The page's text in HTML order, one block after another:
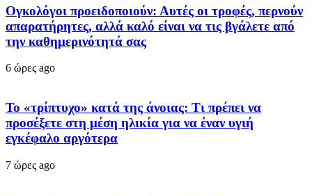
Ογκολόγοι προειδοποιούν: Αυτές οι τροφές, περνούν
απαρατήρητες, αλλά καλό είναι να τις βγάλετε από
την καθημερινότητά σας
6 ώρες ago
Το «τρίπτυχο» κατά της άνοιας: Τι πρέπει να
προσέξετε στη μέση ηλικία για να έναν υγιή
εγκέφαλο αργότερα
7 ώρες ago